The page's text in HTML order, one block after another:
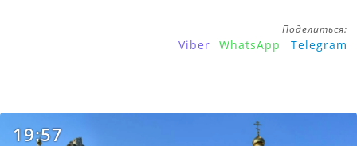
Поделиться:
Viber WhatsApp Telegram
19:57